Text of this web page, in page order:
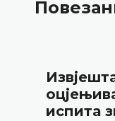
о
знања за